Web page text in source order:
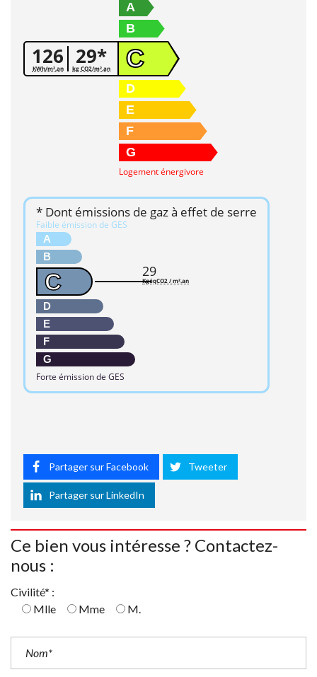
126
KWh/m².an 29*
kg CO2/m².an
A
B
C
D
E
F
G
Logement énergivore
* Dont émissions de gaz à effet de serre
Faible émission de GES
A
B
C
D
E
F
G
Forte émission de GES
29
KgéqCO2 / m².an
Partager sur Facebook Tweeter
Partager sur LinkedIn
Ce bien vous intéresse ? Contactez-
nous :
Civilité* :
Mlle
Mme M.